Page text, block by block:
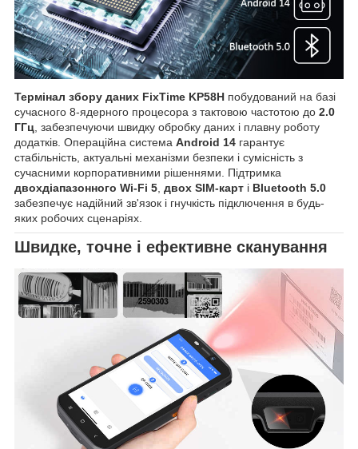
Термінал збору даних FixTime KP58H побудований на базі
сучасного 8-ядерного процесора з тактовою частотою до 2.0
ГГц, забезпечуючи швидку обробку даних і плавну роботу
додатків. Операційна система Android 14 гарантує
стабільність, актуальні механізми безпеки і сумісність з
сучасними корпоративними рішеннями. Підтримка
двохдіапазонного Wi-Fi 5, двох SIM-карт і Bluetooth 5.0
забезпечує надійний зв'язок і гнучкість підключення в будь-
яких робочих сценаріях.
Швидке, точне і ефективне сканування